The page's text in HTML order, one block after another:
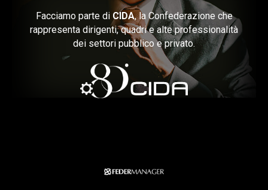
Facciamo parte di CIDA, la Confederazione che
rappresenta dirigenti, quadri e alte professionalità
dei settori pubblico e privato.